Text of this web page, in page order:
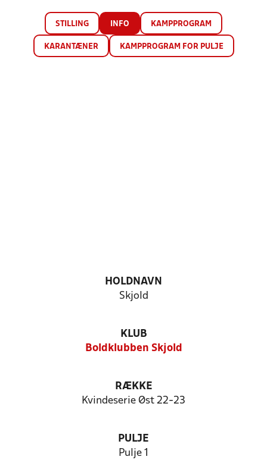
STILLING INFO KAMPPROGRAM
KARANTÆNER KAMPPROGRAM FOR PULJE
HOLDNAVN
Skjold
KLUB
Boldklubben Skjold
RÆKKE
Kvindeserie Øst 22-23
PULJE
Pulje 1